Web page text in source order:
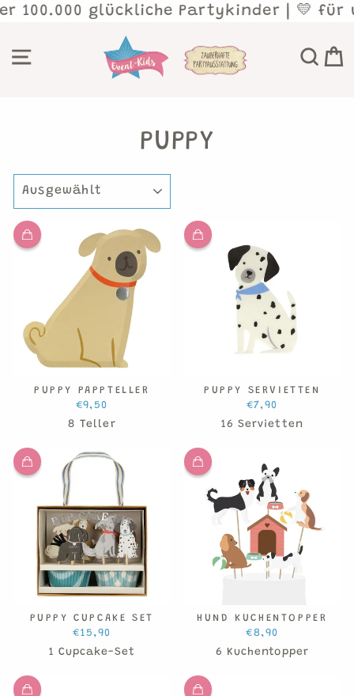
Direkt glückliche Partykinder | 💛 für
SEITENNAVIGATION
PUPPY
PUPPY PAPPTELLER
€9,50
8 Teller
PUPPY SERVIETTEN
€7,90
16 Servietten
PUPPY CUPCAKE SET
€15,90
1 Cupcake-Set
HUND KUCHENTOPPER
€8,90
6 Kuchentopper